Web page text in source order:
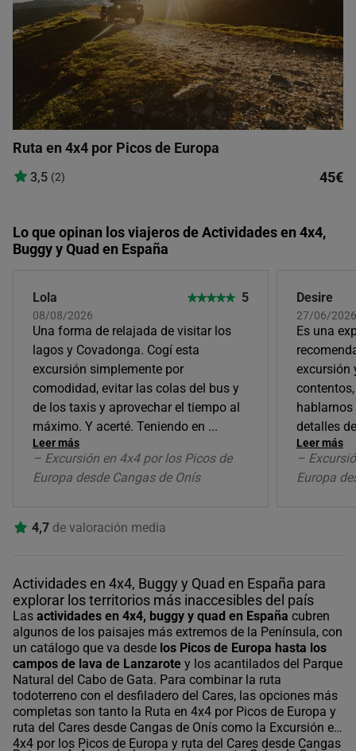
Ruta en 4x4 por Picos de Europa
3,5 (2) 45€
Lo que opinan los viajeros de Actividades en 4x4,
Buggy y Quad en España
Lola
08/08/2026
5
Una forma de relajada de visitar los
lagos y Covadonga. Cogí esta
excursión simplemente por
comodidad, evitar las colas del bus y
de los taxis y aprovechar el tiempo al
máximo. Y acerté. Teniendo en ...
Leer más
– Excursión en 4x4 por los Picos de
Europa desde Cangas de Onís
Desire
27/06/2026
Es una
excursión
detalles
Leer más
–
Europa
4,7 de valoración media
Actividades en 4x4, Buggy y Quad en España para
explorar los territorios más inaccesibles del país
Las actividades en 4x4, buggy y quad en España cubren
algunos de los paisajes más extremos de la Península, con
un catálogo que va desde los Picos de Europa hasta los
campos de lava de Lanzarote y los acantilados del Parque
Natural del Cabo de Gata. Para combinar la ruta
todoterreno con el desfiladero del Cares, las opciones más
completas son tanto la Ruta en 4x4 por Picos de Europa y
ruta del Cares desde Cangas de Onís como la Excursión en
4x4 por los Picos de Europa y ruta del Cares desde Cangas